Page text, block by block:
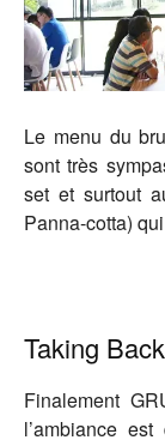
Le menu du
sont très
set et surtout
Panna-cotta)
Taking
Finalement
l’ambiance